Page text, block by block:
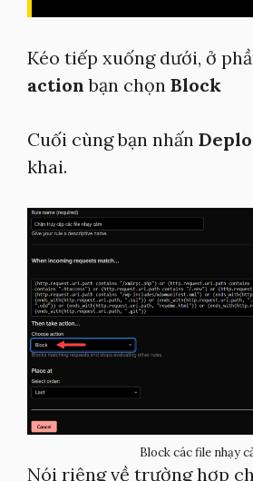
Kéo tiếp xuống dưới, ở
action bạn chọn Block
Cuối cùng bạn nhấn
khai.
Block các file nhạy
Nói riêng về trường hợp